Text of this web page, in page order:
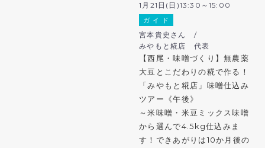
1月21日(日)13:30～15:00
ガ イ ド
宮本貴史さん /
みやもと糀店 代表
【西尾・味噌づくり】無農薬
大豆とこだわりの糀で作る！
「みやもと糀店」味噌仕込み
ツアー《午後》
～米味噌・米豆ミックス味噌
から選んで4.5kg仕込みま
す！できあがりは10か月後の